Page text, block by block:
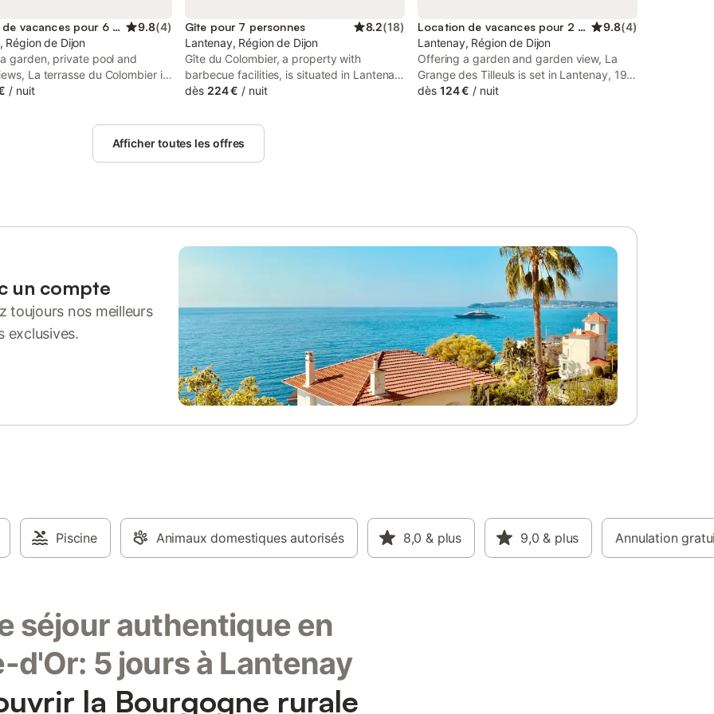
Location de vacances pour 6 personnes 9.8(4)
Région de Dijon
garden, private pool and
La terrasse du Colombier is
This property offers
free WiFi. The property is
and is located 12 km from
/ nuit
Gîte pour 7 personnes 8.2(18)
Lantenay, Région de Dijon
Gîte du Colombier, a property with
barbecue facilities, is situated in Lantenay,
12 km from Lake Kir, 14 km from Dijon
Gare Tramway Station. This property
offers access to a terrace and free private
dès 224 € / nuit
Location de vacances pour 2 personnes 9.8(4)
Lantenay, Région de Dijon
Offering a garden and garden view, La
Grange des Tilleuls is set in Lantenay, 19
km from Dijon Train Station and 19 km
dès 124 € / nuit
Afficher toutes les offres
un compte
toujours nos meilleurs
exclusives.
Piscine Animaux domestiques autorisés 8,0 & plus 9,0 & plus Annulation
séjour authentique en
d'Or: 5 jours à Lantenay
la Bourgogne rurale